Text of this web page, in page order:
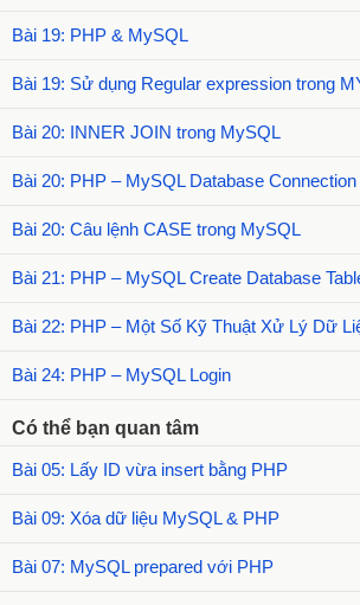
Bài 19: PHP & MySQL
Bài 19: Sử dụng Regular expression trong
Bài 20: INNER JOIN trong MySQL
Bài 20: PHP – MySQL Database Connection
Bài 20: Câu lệnh CASE trong MySQL
Bài 21: PHP – MySQL Create Database
Bài 22: PHP – Một Số Kỹ Thuật Xử Lý Dữ
Bài 24: PHP – MySQL Login
Có thể bạn quan tâm
Bài 05: Lấy ID vừa insert bằng PHP
Bài 09: Xóa dữ liệu MySQL & PHP
Bài 07: MySQL prepared với PHP